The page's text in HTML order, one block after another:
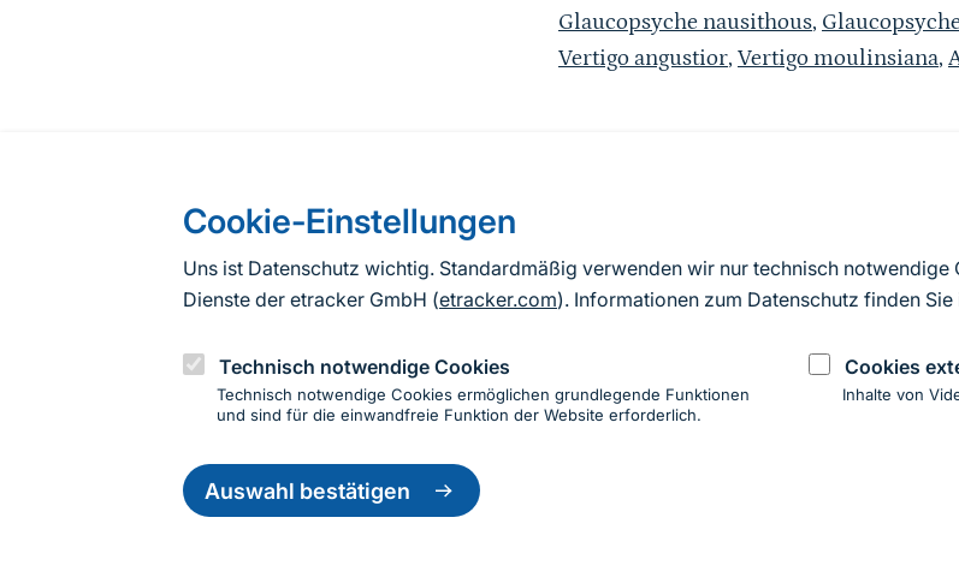
Cookie-Einstellungen
Uns ist Datenschutz wichtig. Standardmäßig verwenden wir nur technisch
Dienste der etracker GmbH (etracker.com). Informationen zum Datenschutz finden Sie
Technisch notwendige Cookies
Technisch notwendige Cookies ermöglichen grundlegende Funktionen
und sind für die einwandfreie Funktion der Website erforderlich.
Cookies
Inhalte von
Auswahl bestätigen
Einwilligung
zurückziehen
Glaucopsyche nausithous,
Vertigo angustior, Vertigo moulinsiana,
Nach Angaben der an die EU
2019). Aus besonderen Schutzgründen
Informationen zur Seite